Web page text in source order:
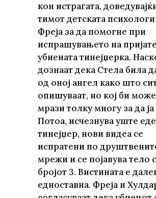
кон истрагата,
тимот детската
Фреја за да помогне при
испрашувањето на
убиената тинејџерка.
дознаат дека Стела била
од оној ангел како што
опишуваат, но кој би
мрази толку многу за да ја
Потоа, исчезнува уште
тинејџер, нови видеа се
испратени по
мрежи и се појавува тело
бројот 3. Вистината е
едноставна. Фреја и